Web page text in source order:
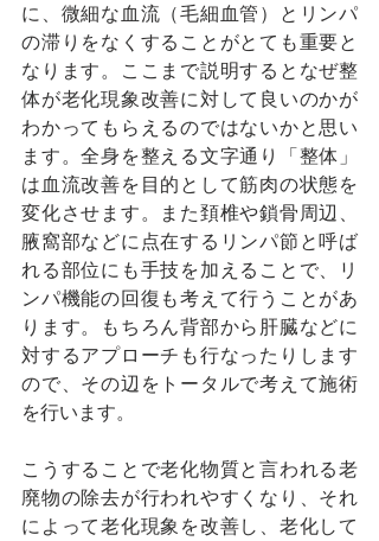
に、微細な血流（毛細血管）とリンパ
の滞りをなくすることがとても重要と
なります。ここまで説明するとなぜ整
体が老化現象改善に対して良いのかが
わかってもらえるのではないかと思い
ます。全身を整える文字通り「整体」
は血流改善を目的として筋肉の状態を
変化させます。また頚椎や鎖骨周辺、
腋窩部などに点在するリンパ節と呼ば
れる部位にも手技を加えることで、リ
ンパ機能の回復も考えて行うことがあ
ります。もちろん背部から肝臓などに
対するアプローチも行なったりします
ので、その辺をトータルで考えて施術
を行います。
こうすることで老化物質と言われる老
廃物の除去が行われやすくなり、それ
によって老化現象を改善し、老化して